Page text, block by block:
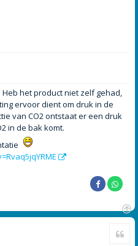
het product niet zelf gehad,
ervoor dient om druk in de
van CO2 ontstaat er een druk
in de bak komt.
O